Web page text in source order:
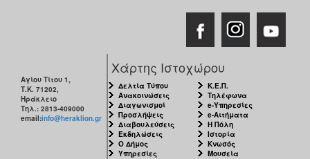
Αγίου Τίτου 1,
Τ.Κ. 71202,
Ηράκλειο
Τηλ.: 2813-409000
email:info@heraklion.gr
Χάρτης Ιστοχώρου
Δελτία Τύπου
Ανακοινώσεις
Διαγωνισμοί
Προσλήψεις
Διαβουλεύσεις
Εκδηλώσεις
Ο Δήμος
Υπηρεσίες
Κ.Ε.Π.
Τηλέφωνα
e-Υπηρεσίες
e-Αιτήματα
Η Πόλη
Ιστορία
Κνωσός
Μουσεία